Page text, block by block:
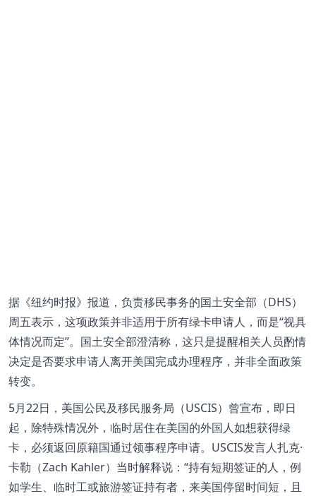
据《纽约时报》报道，负责移民事务的国土安全部（DHS）
周五表示，这项政策并非适用于所有绿卡申请人，而是“视具
体情况而定”。国土安全部澄清称，这只是提醒相关人员酌情
决定是否要求申请人离开美国完成办理程序，并非全面政策
转变。
5月22日，美国公民及移民服务局（USCIS）曾宣布，即日
起，除特殊情况外，临时居住在美国的外国人如想获得绿
卡，必须返回原籍国通过领事程序申请。USCIS发言人扎克·
卡勒（Zach Kahler）当时解释说：“持有短期签证的人，例
如学生、临时工或旅游签证持有者，来美国停留时间短，且